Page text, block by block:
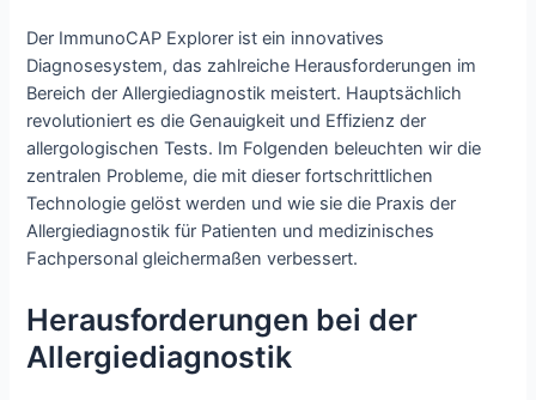
Der ImmunoCAP Explorer ist ein innovatives
Diagnosesystem, das zahlreiche Herausforderungen im
Bereich der Allergiediagnostik meistert. Hauptsächlich
revolutioniert es die Genauigkeit und Effizienz der
allergologischen Tests. Im Folgenden beleuchten wir die
zentralen Probleme, die mit dieser fortschrittlichen
Technologie gelöst werden und wie sie die Praxis der
Allergiediagnostik für Patienten und medizinisches
Fachpersonal gleichermaßen verbessert.
Herausforderungen bei der
Allergiediagnostik